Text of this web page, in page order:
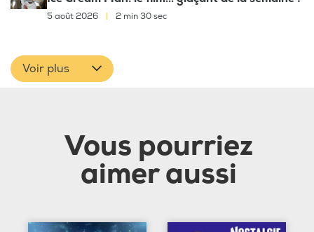
5 août 2026 2 min 30 sec
Voir plus
Vous pourriez
aimer aussi